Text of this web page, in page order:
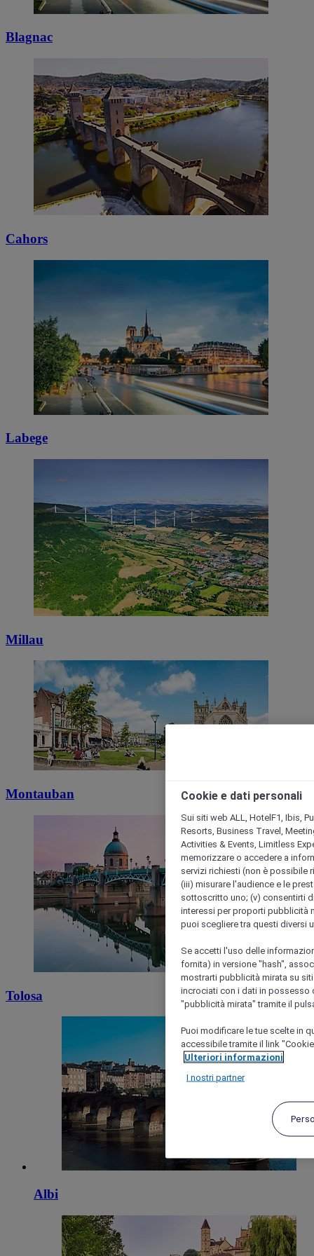
Blagnac
Cahors
Labege
Millau
Montauban
Tolosa
Albi
Cookie e dati personali
Sui siti web ALL, HotelF1, Ibis,
Resorts, Business Travel,
Activities & Events, Limitless
memorizzare o accedere a
servizi richiesti (non è possibile
(iii) misurare l'audience e le
sottoscritto uno; (v) consentirti
interessi per proporti pubblicità
puoi scegliere tra questi diversi
Se accetti l'uso delle
fornita) in versione "hash",
mostrarti pubblicità mirata su
incrociati con i dati in possesso
"pubblicità mirata" tramite il
Puoi modificare le tue scelte in
accessibile tramite il link
Ulteriori informazioni
I nostri partner